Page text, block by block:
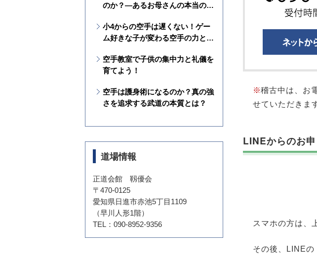
※稽古中は、お
せていただきま
LINEからのお
スマホの方は、
その後、LINEの
のか？―あるお母さんの本当の願
は？
小4からの空手は遅くない！ゲー
ム好きな子が変わる空手の力と
空手教室で子供の集中力と礼儀を
育てよう！
空手は護身術になるのか？真の強
さを追求する武道の本質とは？
道場情報
正道会館 靱優会
〒470-0125
愛知県日進市赤池5丁目1109
（早川人形1階）
TEL：090-8952-9356